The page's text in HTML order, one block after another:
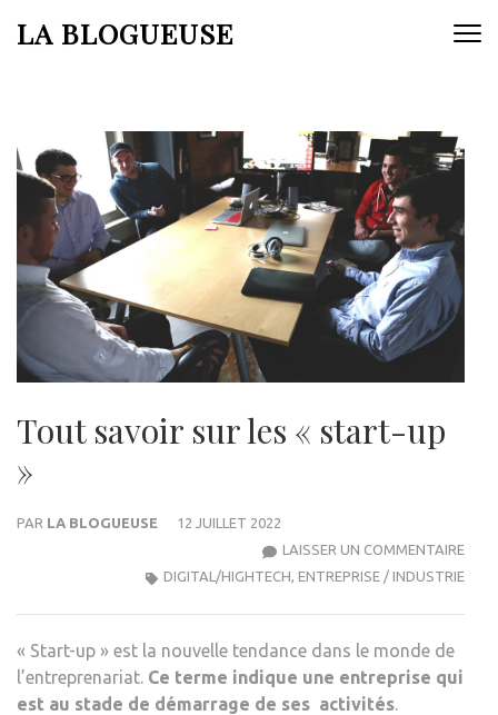
auLA BLOGUEUSE
Tout savoir sur les « start-up
»
PAR LA BLOGUEUSE
12 JUILLET 2022
LAISSER UN COMMENTAIRE
DIGITAL/HIGHTECH, ENTREPRISE / INDUSTRIE
« Start-up » est la nouvelle tendance dans le monde de
l’entreprenariat. Ce terme indique une entreprise qui
est au stade de démarrage de ses activités.